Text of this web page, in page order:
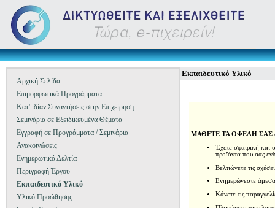
Αρχική Σελίδα
Επιμορφωτικά Προγράμματα
Κατ' ιδίαν Συναντήσεις στην Επιχείρηση
Σεμινάρια σε Εξειδικευμένα Θέματα
Εγγραφή σε Προγράμματα / Σεμινάρια
Ανακοινώσεις
Ενημερωτικά Δελτία
Περιγραφή Έργου
Εκπαιδευτικό Υλικό
Υλικό Προώθησης
Εκπαιδευτικό Υλικό
ΜΑΘΕΤΕ ΤΑ ΟΦΕΛΗ ΣΑΣ
Έχετε σφαιρική και
προϊόντα που σας
Βελτιώνετε τις
Ενημερώνεστε
Κάνετε τις